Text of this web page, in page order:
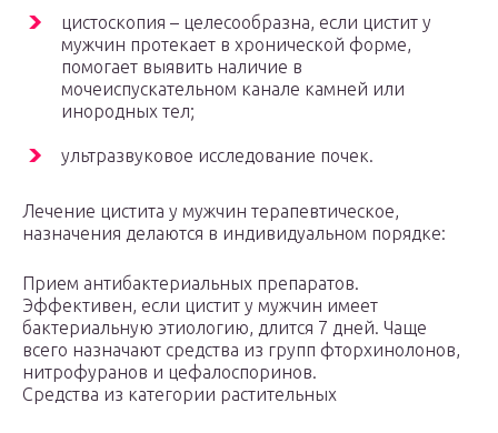
цистоскопия – целесообразна, если цистит у
мужчин протекает в хронической форме,
помогает выявить наличие в
мочеиспускательном канале камней или
инородных тел;
ультразвуковое исследование почек.
Лечение цистита у мужчин терапевтическое,
назначения делаются в индивидуальном порядке:
Прием антибактериальных препаратов.
Эффективен, если цистит у мужчин имеет
бактериальную этиологию, длится 7 дней. Чаще
всего назначают средства из групп фторхинолонов,
нитрофуранов и цефалоспоринов.
Средства из категории растительных